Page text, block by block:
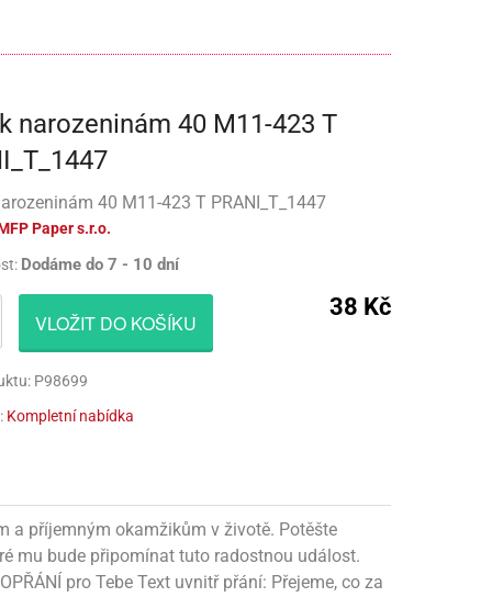
NA DORTY
JEDNORÁZOVÉ PŘÍBORY
KELÍMKY A POHÁRKY
TÉMATICKÉ KELÍMKY
KOŠÍČKY NA MUFFINY
NAPICHOVÁTKA A ZÁPICHY
TALÍŘE
UBRUSY
KLOBOUKY, ČEPICE
MASKY
AROMA NA SLIZ
AKTIVÁTOR NA VÝROBU SLIZU
BARVIVA NA SLIZ
HRAČKY
HRAČKY
narozeninám 40 M11-423 T
40 M11-423 T PRANI_T_1447
Paper s.r.o.
Dodáme do 7 - 10 dní
38 Kč
VLOŽIT DO KOŠÍKU
P98699
Kompletní nabídka
a příjemným okamžikům v životě. Potěšte
mu bude připomínat tuto radostnou událost.
pro Tebe Text uvnitř přání: Přejeme, co za